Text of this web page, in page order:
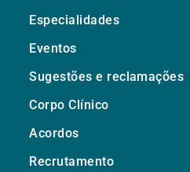
Especialidades
Eventos
Sugestões e reclamações
Corpo Clínico
Acordos
Recrutamento